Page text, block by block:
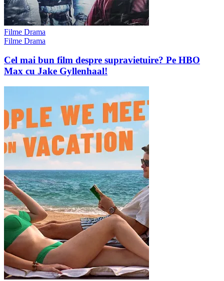
Filme Drama
Filme Drama
Cel mai bun film despre supravietuire? Pe HBO
Max cu Jake Gyllenhaal!